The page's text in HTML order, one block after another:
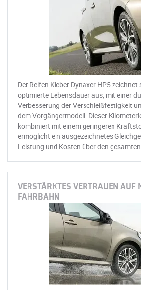
Der Reifen Kleber Dynaxer HP5 zeichnet
optimierte Lebensdauer aus, mit einer
Verbesserung der Verschleißfestigkeit
dem Vorgängermodell. Dieser
kombiniert mit einem geringeren
ermöglicht ein ausgezeichnetes
Leistung und Kosten über den
VERSTÄRKTES VERTRAUEN AUF
FAHRBAHN